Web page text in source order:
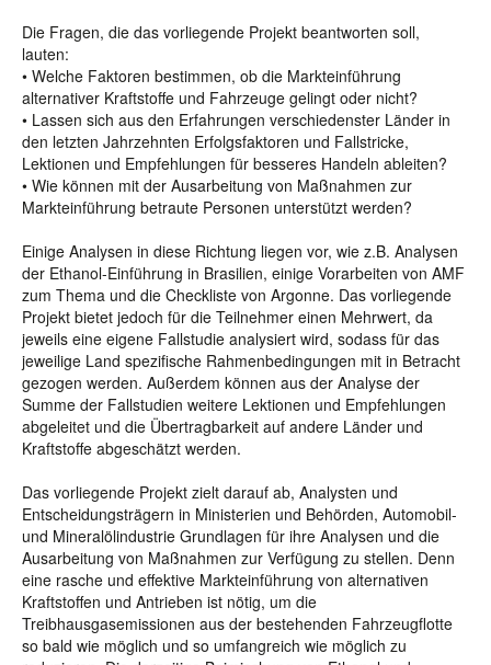
Die Fragen, die das vorliegende Projekt beantworten soll,
lauten:
• Welche Faktoren bestimmen, ob die Markteinführung
alternativer Kraftstoffe und Fahrzeuge gelingt oder nicht?
• Lassen sich aus den Erfahrungen verschiedenster Länder in
den letzten Jahrzehnten Erfolgsfaktoren und Fallstricke,
Lektionen und Empfehlungen für besseres Handeln ableiten?
• Wie können mit der Ausarbeitung von Maßnahmen zur
Markteinführung betraute Personen unterstützt werden?
Einige Analysen in diese Richtung liegen vor, wie z.B. Analysen
der Ethanol-Einführung in Brasilien, einige Vorarbeiten von AMF
zum Thema und die Checkliste von Argonne. Das vorliegende
Projekt bietet jedoch für die Teilnehmer einen Mehrwert, da
jeweils eine eigene Fallstudie analysiert wird, sodass für das
jeweilige Land spezifische Rahmenbedingungen mit in Betracht
gezogen werden. Außerdem können aus der Analyse der
Summe der Fallstudien weitere Lektionen und Empfehlungen
abgeleitet und die Übertragbarkeit auf andere Länder und
Kraftstoffe abgeschätzt werden.
Das vorliegende Projekt zielt darauf ab, Analysten und
Entscheidungsträgern in Ministerien und Behörden, Automobil-
und Mineralölindustrie Grundlagen für ihre Analysen und die
Ausarbeitung von Maßnahmen zur Verfügung zu stellen. Denn
eine rasche und effektive Markteinführung von alternativen
Kraftstoffen und Antrieben ist nötig, um die
Treibhausgasemissionen aus der bestehenden Fahrzeugflotte
so bald wie möglich und so umfangreich wie möglich zu